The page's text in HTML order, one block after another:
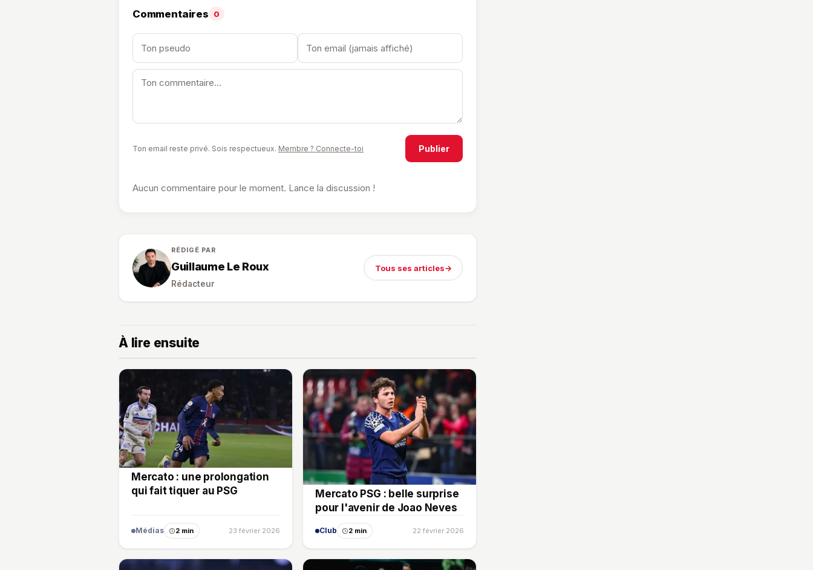
Commentaires 0
Ton email reste privé. Sois respectueux. Membre ? Connecte-toi Publier
Aucun commentaire pour le moment. Lance la discussion !
RÉDIGÉ PAR
Guillaume Le Roux
Rédacteur
Tous ses articles→
À lire ensuite
Mercato : une prolongation
qui fait tiquer au PSG
Médias 2 min 23 février 2026
Mercato PSG : belle surprise
pour l'avenir de Joao Neves
Club 2 min 22 février 2026